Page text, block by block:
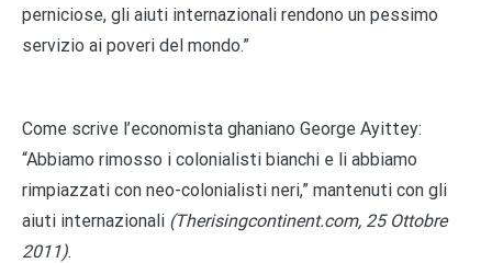
perniciose, gli aiuti internazionali rendono un pessimo
servizio ai poveri del mondo.”
Come scrive l’economista ghaniano George Ayittey:
“Abbiamo rimosso i colonialisti bianchi e li abbiamo
rimpiazzati con neo-colonialisti neri,” mantenuti con gli
aiuti internazionali (Therisingcontinent.com, 25 Ottobre
2011).